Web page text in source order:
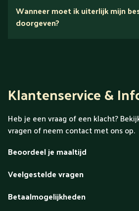
Ontdek alles over Gold
Wanneer moet ik uiterlijk mijn
doorgeven?
Klantenservice &
Heb je een vraag of een klacht?
vragen of neem contact met ons op.
Beoordeel je maaltijd
Veelgestelde vragen
Betaalmogelijkheden